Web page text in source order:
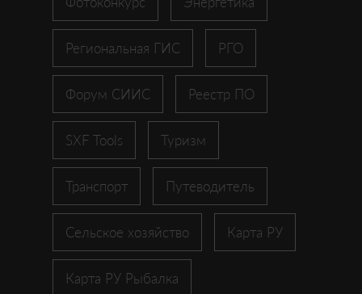
Региональная ГИС РГО
Форум СИИС Реестр ПО
SXF Tools Туризм
Транспорт Путеводитель
Сельское хозяйство Карта РУ
Карта РУ Рыбалка